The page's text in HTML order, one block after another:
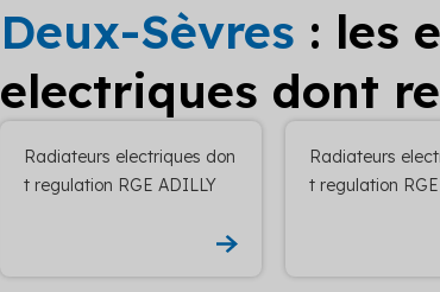
Deux-Sèvres : les
electriques dont
Radiateurs electriques don
t regulation RGE ADILLY
Radiateurs
t regulation